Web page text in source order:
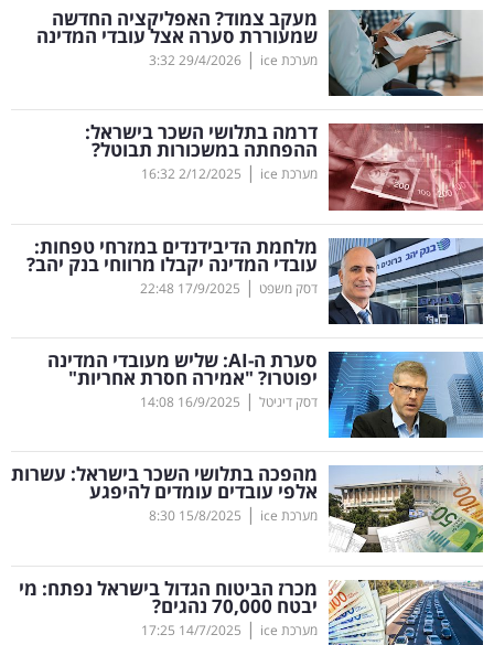
דיגיטל
וטק
שיווק
ופרסום
משפט
מדדים
ומחקרים
דעות
רכילות
עסקית
קריפטו
ויראלי
טלוויזיה
עסקי
מעקב צמוד? האפליקציה החדשה
שמעוררת סערה אצל עובדי המדינה
מערכת ice |
29/4/2026
3:32
דרמה בתלושי השכר בישראל:
ההפחתה במשכורות תבוטל?
מערכת ice |
2/12/2025
16:32
מלחמת הדיבידנדים במזרחי טפחות:
עובדי המדינה יקבלו מרווחי בנק יהב?
דסק משפט |
17/9/2025
22:48
סערת ה-AI: שליש מעובדי המדינה
יפוטרו? "אמירה חסרת אחריות"
דסק דיגיטל |
16/9/2025
14:08
מהפכה בתלושי השכר בישראל: עשרות
אלפי עובדים עומדים להיפגע
מערכת ice |
15/8/2025
8:30
מכרז הביטוח הגדול בישראל נפתח: מי
יבטח 70,000 נהגים?
מערכת ice |
14/7/2025
17:25